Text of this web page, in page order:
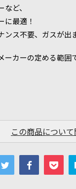
ど、
に最適！
ンス不要、ガスが出
カーの定める範囲
この商品につい